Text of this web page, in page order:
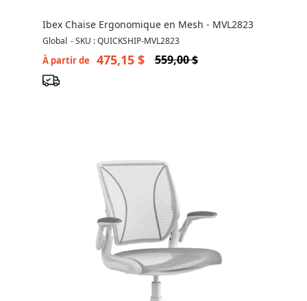
Ibex Chaise Ergonomique en Mesh - MVL2823
Global -SKU : QUICKSHIP-MVL2823
À partir de 475,15 $ 559,00 $